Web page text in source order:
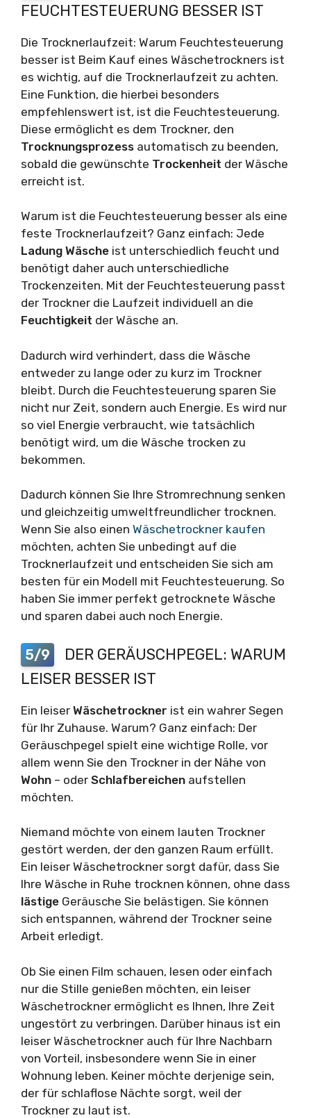
FEUCHTESTEUERUNG BESSER IST
Die Trocknerlaufzeit: Warum Feuchtesteuerung
besser ist Beim Kauf eines Wäschetrockners ist
es wichtig, auf die Trocknerlaufzeit zu achten.
Eine Funktion, die hierbei besonders
empfehlenswert ist, ist die Feuchtesteuerung.
Diese ermöglicht es dem Trockner, den
Trocknungsprozess automatisch zu beenden,
sobald die gewünschte Trockenheit der Wäsche
erreicht ist.
Warum ist die Feuchtesteuerung besser als eine
feste Trocknerlaufzeit? Ganz einfach: Jede
Ladung Wäsche ist unterschiedlich feucht und
benötigt daher auch unterschiedliche
Trockenzeiten. Mit der Feuchtesteuerung passt
der Trockner die Laufzeit individuell an die
Feuchtigkeit der Wäsche an.
Dadurch wird verhindert, dass die Wäsche
entweder zu lange oder zu kurz im Trockner
bleibt. Durch die Feuchtesteuerung sparen Sie
nicht nur Zeit, sondern auch Energie. Es wird nur
so viel Energie verbraucht, wie tatsächlich
benötigt wird, um die Wäsche trocken zu
bekommen.
Dadurch können Sie Ihre Stromrechnung senken
und gleichzeitig umweltfreundlicher trocknen.
Wenn Sie also einen Wäschetrockner kaufen
möchten, achten Sie unbedingt auf die
Trocknerlaufzeit und entscheiden Sie sich am
besten für ein Modell mit Feuchtesteuerung. So
haben Sie immer perfekt getrocknete Wäsche
und sparen dabei auch noch Energie.
5/9
DER GERÄUSCHPEGEL: WARUM
LEISER BESSER IST
Ein leiser Wäschetrockner ist ein wahrer Segen
für Ihr Zuhause. Warum? Ganz einfach: Der
Geräuschpegel spielt eine wichtige Rolle, vor
allem wenn Sie den Trockner in der Nähe von
Wohn – oder Schlafbereichen aufstellen
möchten.
Niemand möchte von einem lauten Trockner
gestört werden, der den ganzen Raum erfüllt.
Ein leiser Wäschetrockner sorgt dafür, dass Sie
Ihre Wäsche in Ruhe trocknen können, ohne dass
lästige Geräusche Sie belästigen. Sie können
sich entspannen, während der Trockner seine
Arbeit erledigt.
Ob Sie einen Film schauen, lesen oder einfach
nur die Stille genießen möchten, ein leiser
Wäschetrockner ermöglicht es Ihnen, Ihre Zeit
ungestört zu verbringen. Darüber hinaus ist ein
leiser Wäschetrockner auch für Ihre Nachbarn
von Vorteil, insbesondere wenn Sie in einer
Wohnung leben. Keiner möchte derjenige sein,
der für schlaflose Nächte sorgt, weil der
Trockner zu laut ist.